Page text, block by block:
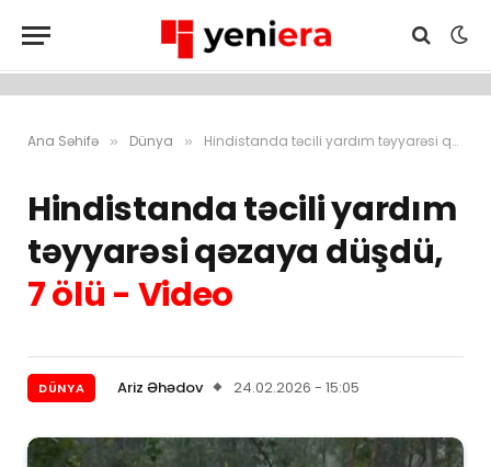
Ana Səhifə » Dünya » Hindistanda təcili yardım təyyarəsi qəzaya düşdü, 7 ölü – Video
Hindistanda təcili yardım
təyyarəsi qəzaya düşdü,
7 ölü - Video
DÜNYA Ariz Əhədov 24.02.2026 - 15:05